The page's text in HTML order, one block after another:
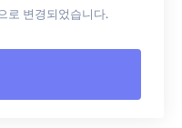
로 변경되었습니다.